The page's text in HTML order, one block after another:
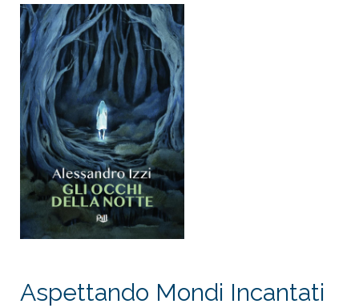
Aspettando Mondi Incantati